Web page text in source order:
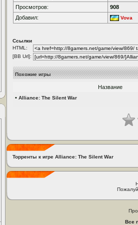
Просмотров:
908
Добавил:
Vova
Ссылки
HTML:
[BB Url]:
Похожие игры
Название
• Alliance: The Silent War
Торренты к игре Alliance: The Silent War
Все